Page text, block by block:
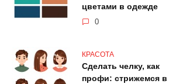
цветами в одежде
0
КРАСОТА
Сделать челку, как
профи: стрижемся в